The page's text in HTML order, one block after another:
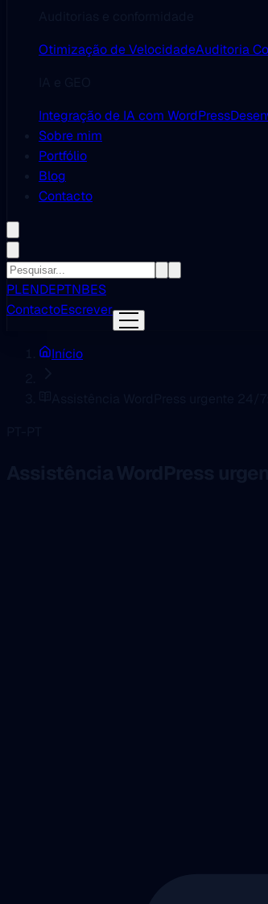
Otimização de VelocidadeAuditoria
Integração de IA com WordPress
Sobre mim
Portfólio
Blog
Contacto
PLENDEPTNBES
ContactoEscrever
Início